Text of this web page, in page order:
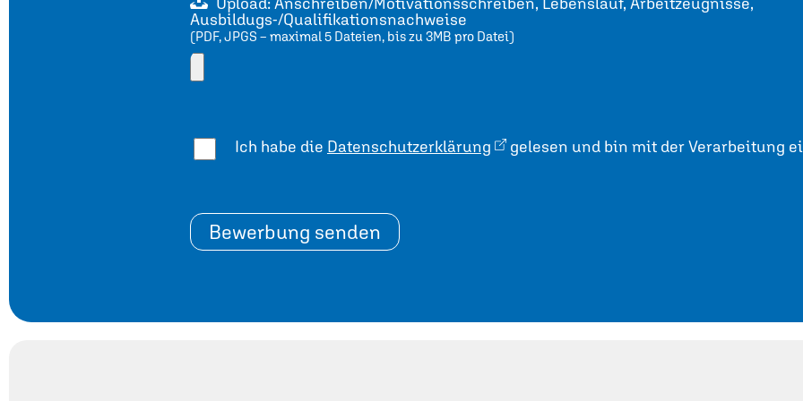
Ausbildugs-/Qualifikationsnachweise
(PDF, JPGS – maximal 5 Dateien, bis zu 3MB pro Datei)
Ich habe die Datenschutzerklärung gelesen und bin mit der Verarbeitung